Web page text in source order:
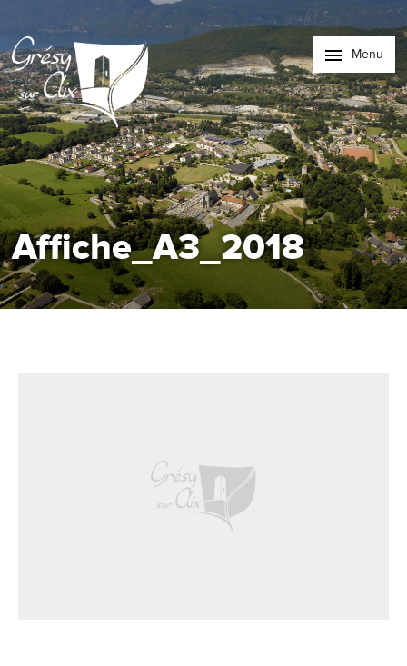
Menu
Affiche_A3_2018